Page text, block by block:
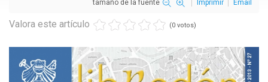
tamaño de la fuente Imprimir Email
Valora este artículo (0 votos)